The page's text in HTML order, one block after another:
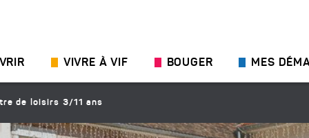
VIVRE À VIF BOUGER MES
de loisirs 3/11 ans